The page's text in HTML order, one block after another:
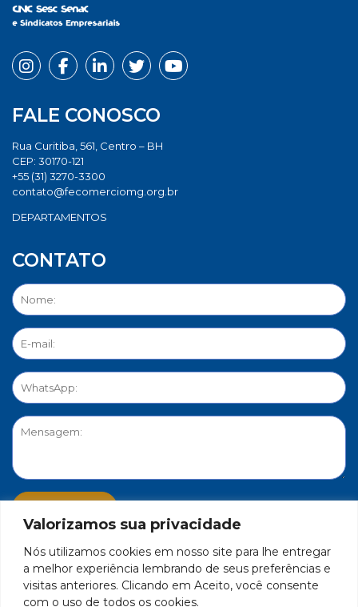
Valorizamos sua privacidade
Nós utilizamos cookies em nosso site para lhe entregar
a melhor experiência lembrando de seus preferências e
visitas anteriores. Clicando em Aceito, você consente
com o uso de todos os cookies.
FALE CONOSCO
Rua Curitiba, 561, Centro – BH
CEP: 30170-121
+55 (31) 3270-3300
contato@fecomerciomg.org.br
DEPARTAMENTOS
CONTATO
PORTAL DE PRIVACIDADE